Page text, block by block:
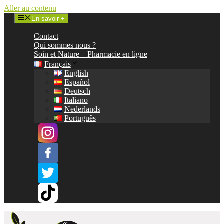
Aller au contenu
En savoir +
Contact
Qui sommes nous ?
Soin et Nature – Pharmacie en ligne
Français
English
Español
Deutsch
Italiano
Nederlands
Português